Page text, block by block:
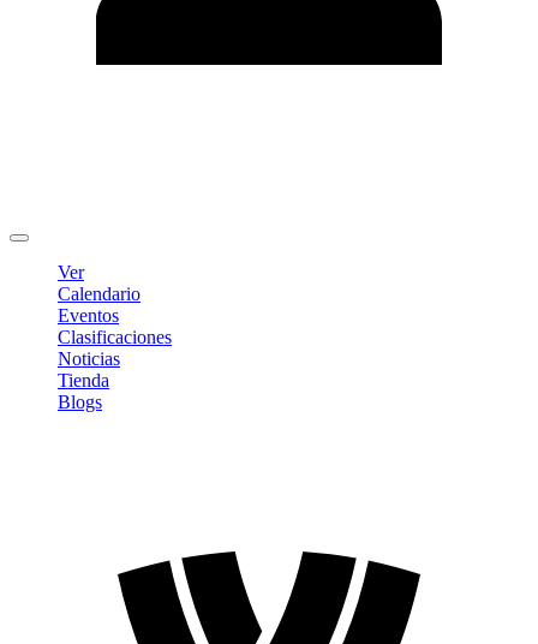
Ver
Calendario
Eventos
Clasificaciones
Noticias
Tienda
Blogs